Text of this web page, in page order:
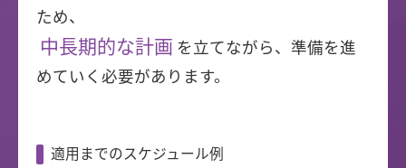
ため、
中長期的な計画 を立てながら、準備を進
めていく必要があります。
適用までのスケジュール例